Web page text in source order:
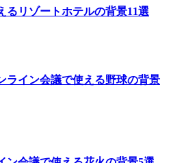
るリゾートホテルの背景11選
ライン会議で使える野球の背景